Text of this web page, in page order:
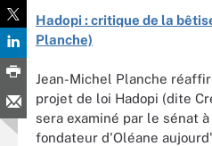
Hadopi : critique de la
Planche)
Jean-Michel Planche
projet de loi Hadopi (dite
sera examiné par le sénat
fondateur d'Oléane